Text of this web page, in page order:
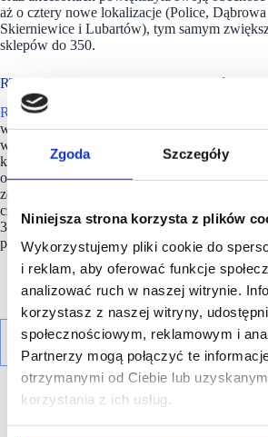
Zgoda Szczegóły
Niniejsza strona korzysta z plików
Wykorzystujemy pliki cookie do
i reklam, aby oferować funkcje
analizować ruch w naszej witrynie.
korzystasz z naszej witryny,
społecznościowym, reklamowym i
Partnerzy mogą połączyć te
otrzymanymi od Ciebie lub
korzystania z ich usług.
aż o cztery nowe lokalizacje (Police,
Skierniewice i Lubartów), tym samym
sklepów do 350.
RTV Euro AGD ma ponad 350. sklepów
RTV Euro AGD
wyspecjalizowaną siecią detaliczną oferującą
wideo, sprzęt gospodarstwa domowego,
komputerowy, sprzęt telekomunikacyjny,
oraz akcesoria. Firma oferuje też wiele usług
ze sprzedażą (dostawy, raty, ubezpieczenia
czy jego montaż) oraz możliwość zakupu
350 salonach sprzedaży w 238 miastach w
przez telefon lub przez internet za pomocą